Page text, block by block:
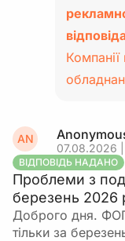
AN
07.08.2026
ВІДПОВІДЬ НАДАНО
Проблеми з
березень 2026
Доброго дня.
тільки за